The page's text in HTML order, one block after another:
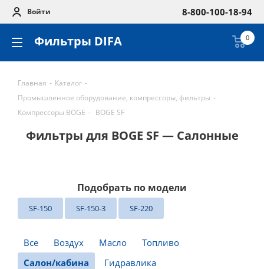
Войти 8-800-100-18-94
Фильтры DIFA 0
Главная - Каталог -
Промышленное оборудование, компрессоры, фильтры -
Компрессоры BOGE - BOGE SF
Фильтры для BOGE SF — Салонные
Подобрать по модели
SF-150 SF-150-3 SF-220
Все Воздух Масло
Топливо
Салон/кабина
Гидравлика